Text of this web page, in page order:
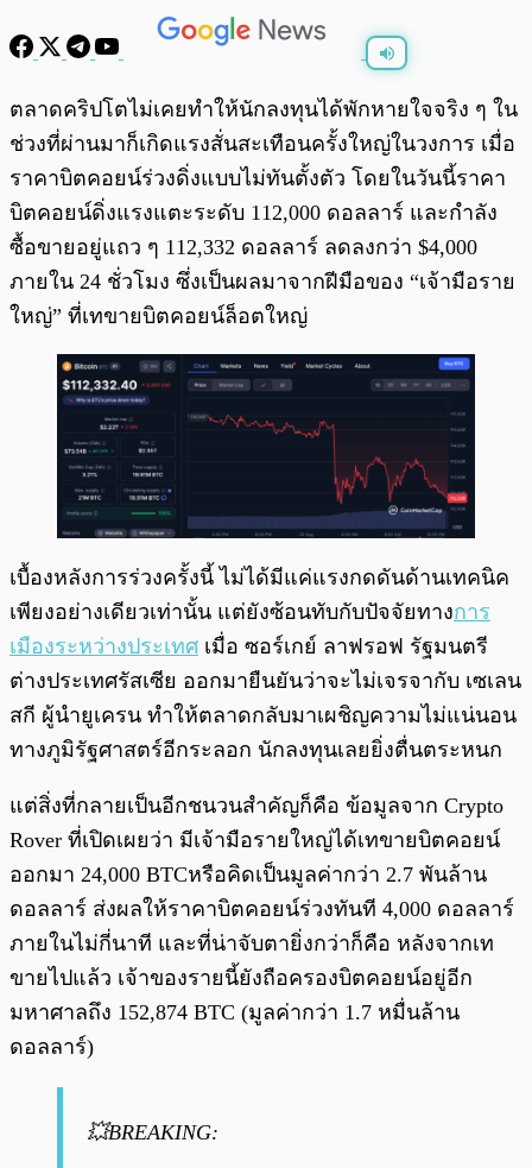
พร้อมเล่น 0:00 /0:00
ตลาดคริปโตไม่เคยทำให้นักลงทุนได้พักหายใจจริง ๆ ใน
ช่วงที่ผ่านมาก็เกิดแรงสั่นสะเทือนครั้งใหญ่ในวงการ เมื่อ
ราคาบิตคอยน์ร่วงดิ่งแบบไม่ทันตั้งตัว โดยในวันนี้ราคา
บิตคอยน์ดิ่งแรงแตะระดับ 112,000 ดอลลาร์ และกำลัง
ซื้อขายอยู่แถว ๆ 112,332 ดอลลาร์ ลดลงกว่า $4,000
ภายใน 24 ชั่วโมง ซึ่งเป็นผลมาจากฝีมือของ “เจ้ามือราย
ใหญ่” ที่เทขายบิตคอยน์ล็อตใหญ่
เบื้องหลังการร่วงครั้งนี้ ไม่ได้มีแค่แรงกดดันด้านเทคนิค
เพียงอย่างเดียวเท่านั้น แต่ยังซ้อนทับกับปัจจัยทางการ
เมืองระหว่างประเทศ เมื่อ ซอร์เกย์ ลาฟรอฟ รัฐมนตรี
ต่างประเทศรัสเซีย ออกมายืนยันว่าจะไม่เจรจากับ เซเลน
สกี ผู้นำยูเครน ทำให้ตลาดกลับมาเผชิญความไม่แน่นอน
ทางภูมิรัฐศาสตร์อีกระลอก นักลงทุนเลยยิ่งตื่นตระหนก
แต่สิ่งที่กลายเป็นอีกชนวนสำคัญก็คือ ข้อมูลจาก Crypto
Rover ที่เปิดเผยว่า มีเจ้ามือรายใหญ่ได้เทขายบิตคอยน์
ออกมา 24,000 BTCหรือคิดเป็นมูลค่ากว่า 2.7 พันล้าน
ดอลลาร์ ส่งผลให้ราคาบิตคอยน์ร่วงทันที 4,000 ดอลลาร์
ภายในไม่กี่นาที และที่น่าจับตายิ่งกว่าก็คือ หลังจากเท
ขายไปแล้ว เจ้าของรายนี้ยังถือครองบิตคอยน์อยู่อีก
มหาศาลถึง 152,874 BTC (มูลค่ากว่า 1.7 หมื่นล้าน
ดอลลาร์)
💥BREAKING: